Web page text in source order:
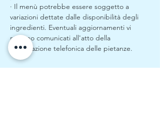
· Il menù potrebbe essere soggetto a
variazioni dettate dalle disponibilità degli
ingredienti. Eventuali aggiornamenti vi
saranno comunicati all'atto della
prenotazione telefonica delle pietanze.